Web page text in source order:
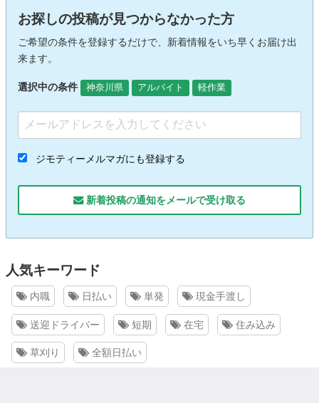
お探しの投稿が見つからなかった方
ご希望の条件を登録するだけで、新着情報をいち早くお届け出
来ます。
選択中の条件 神奈川県 アルバイト 軽作業
ジモティーメルマガにも登録する
新着投稿の通知をメールで受け取る
人気キーワード
内職 日払い 単発 現金手渡し
送迎ドライバー 短期 在宅 住み込み
草刈り 全額日払い